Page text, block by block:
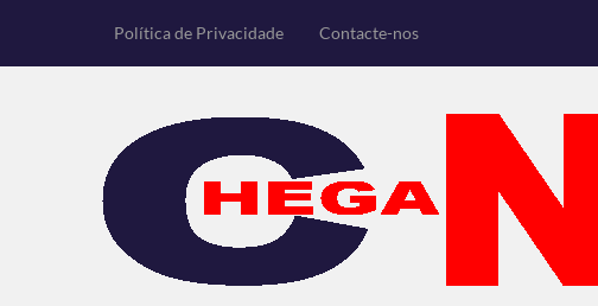
Política de Privacidade Contacte-nos